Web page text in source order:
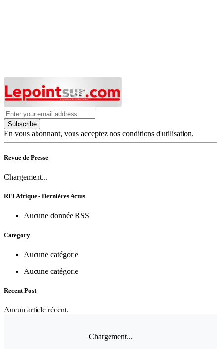
Subscribe
En vous abonnant, vous acceptez nos conditions d'utilisation.
Revue de Presse
Chargement...
RFI Afrique - Dernières Actus
Aucune donnée RSS
Category
Aucune catégorie
Aucune catégorie
Recent Post
Aucun article récent.
Chargement...